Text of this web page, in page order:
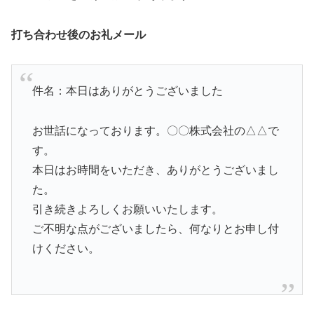
打ち合わせ後のお礼メール
件名：本日はありがとうございました
お世話になっております。〇〇株式会社の△△で
す。
本日はお時間をいただき、ありがとうございまし
た。
引き続きよろしくお願いいたします。
ご不明な点がございましたら、何なりとお申し付
けください。